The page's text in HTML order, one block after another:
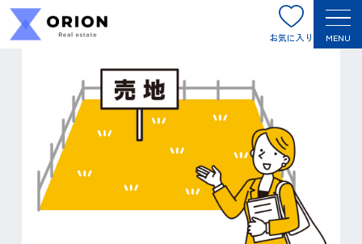
お気に入り MENU